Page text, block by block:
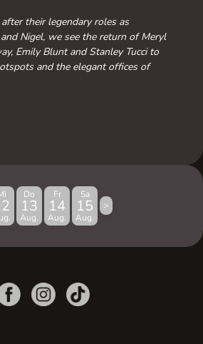
their legendary roles as
Nigel, we see the return of Meryl
Emily Blunt and Stanley Tucci to
and the elegant offices of
Do
13
Aug.
Fr
14
Aug.
Sa
15
Aug.
>